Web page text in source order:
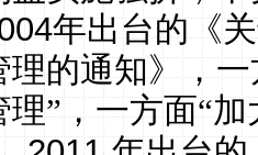
年出台的《
理的通知》，
理”，一方面“